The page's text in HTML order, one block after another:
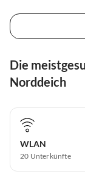
Die
Norddeich
WLAN
20 Unterkünfte